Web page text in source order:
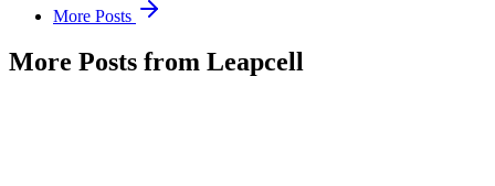
More Posts
More Posts from Leapcell